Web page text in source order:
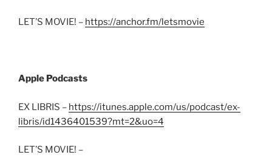
LET’S MOVIE! – https://anchor.fm/letsmovie
Apple Podcasts
EX LIBRIS – https://itunes.apple.com/us/podcast/ex-
libris/id1436401539?mt=2&uo=4
LET’S MOVIE! –